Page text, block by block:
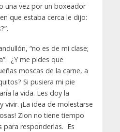
una vez por un boxeador
que estaba cerca le dijo:
“no es de mi clase;
¿Y me pides que
moscas de la carne, a
Si pusiera mi pie
la vida. Les doy la
¡La idea de molestarse
Zion no tiene tiempo
para responderlas. Es